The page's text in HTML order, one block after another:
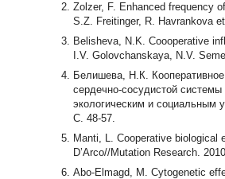
Zolzer, F. Enhanced frequency
S.Z. Freitinger, R. Havrankova
Belisheva, N.K. Coooperative
I.V. Golovchanskaya, N.V.
Белишева, Н.К. Кооперативное
сердечно-сосудистой
экологическим и социальным
С. 48-57.
Manti, L. Cooperative biological
D’Arco//Mutation Research.
Abo-Elmagd, M. Cytogenetic